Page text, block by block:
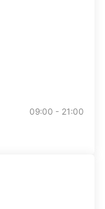
09:00 - 21:00